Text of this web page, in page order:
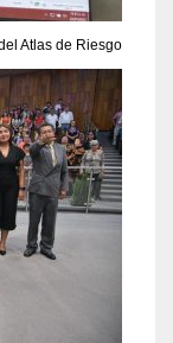
Atlas de Riesgo